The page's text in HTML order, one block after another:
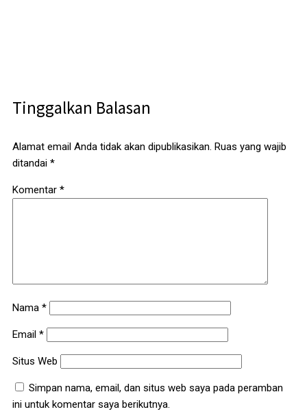
Tinggalkan Balasan
Alamat email Anda tidak akan dipublikasikan. Ruas yang wajib
ditandai *
Komentar *
Nama *
Email *
Situs Web
Simpan nama, email, dan situs web saya pada peramban
ini untuk komentar saya berikutnya.